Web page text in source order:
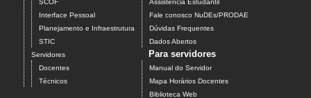
SCOF
Interface Pessoal
Planejamento e Infraestrutura
STIC
Servidores
Docentes
Técnicos
Assistência Estudantil
Fale conosco NuDEs/PRODAE
Dúvidas Frequentes
Dados Abertos
Para servidores
Manual do Servidor
Mapa Horários Docentes
Biblioteca Web